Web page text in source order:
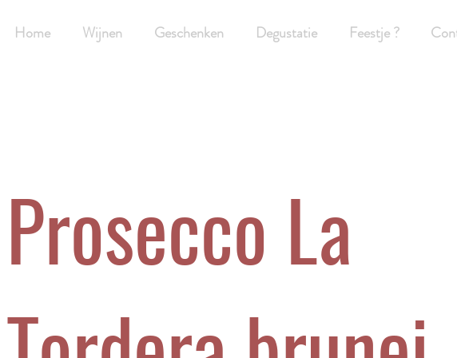
Home Wijnen Geschenken Degustatie Feestje ?
Prosecco La